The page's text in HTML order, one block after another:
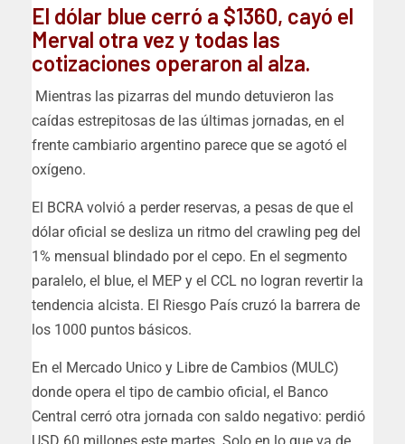
El dólar blue cerró a $1360, cayó el
Merval otra vez y todas las
cotizaciones operaron al alza.
Mientras las pizarras del mundo detuvieron las
caídas estrepitosas de las últimas jornadas, en el
frente cambiario argentino parece que se agotó el
oxígeno.
El BCRA volvió a perder reservas, a pesas de que el
dólar oficial se desliza un ritmo del crawling peg del
1% mensual blindado por el cepo. En el segmento
paralelo, el blue, el MEP y el CCL no logran revertir la
tendencia alcista. El Riesgo País cruzó la barrera de
los 1000 puntos básicos.
En el Mercado Unico y Libre de Cambios (MULC)
donde opera el tipo de cambio oficial, el Banco
Central cerró otra jornada con saldo negativo: perdió